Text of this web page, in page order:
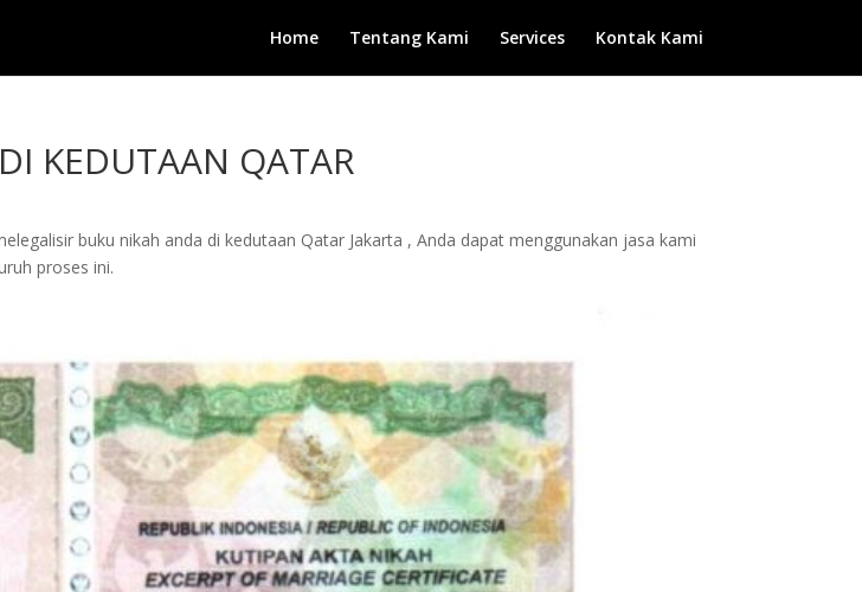
Home Tentang Kami Services Kontak Kami
KEDUTAAN QATAR
buku nikah anda di kedutaan Qatar Jakarta , Anda dapat menggunakan jasa kami
proses ini.